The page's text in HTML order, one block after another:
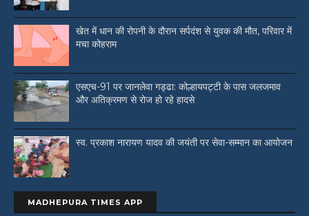
खेत में धान की रोपनी के दौरान सर्पदंश से युवक की मौत, परिवार में
मचा कोहराम
एसएच-91 पर जानलेवा गड्ढा: कोल्हायपट्टी के पास जलजमाव
और अतिक्रमण से रोज हो रहे हादसे
स्व. प्रकाश नारायण यादव की जयंती पर सेवा-सम्मान का आयोजन
MADHEPURA TIMES APP